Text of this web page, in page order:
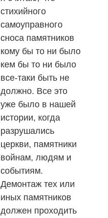
стихийного
самоуправного
сноса памятников
кому бы то ни было
кем бы то ни было
все-таки быть не
должно. Все это
уже было в нашей
истории, когда
разрушались
церкви, памятники
войнам, людям и
событиям.
Демонтаж тех или
иных памятников
должен проходить